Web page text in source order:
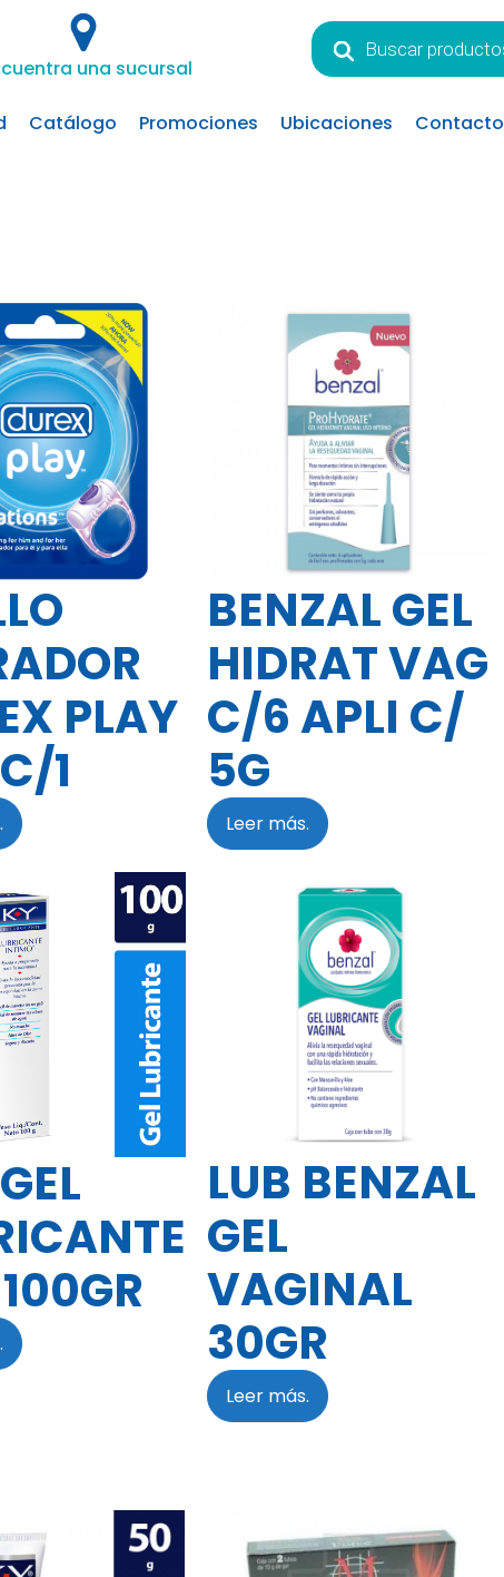
una sucursal
Búsqueda
de
productos
Catálogo Promociones Ubicaciones Contacto
PLAY
1
BENZAL GEL
HIDRAT VAG
C/6 APLI C/
5G
Leer más.
LUB BENZAL
GEL
VAGINAL
30GR
Leer más.